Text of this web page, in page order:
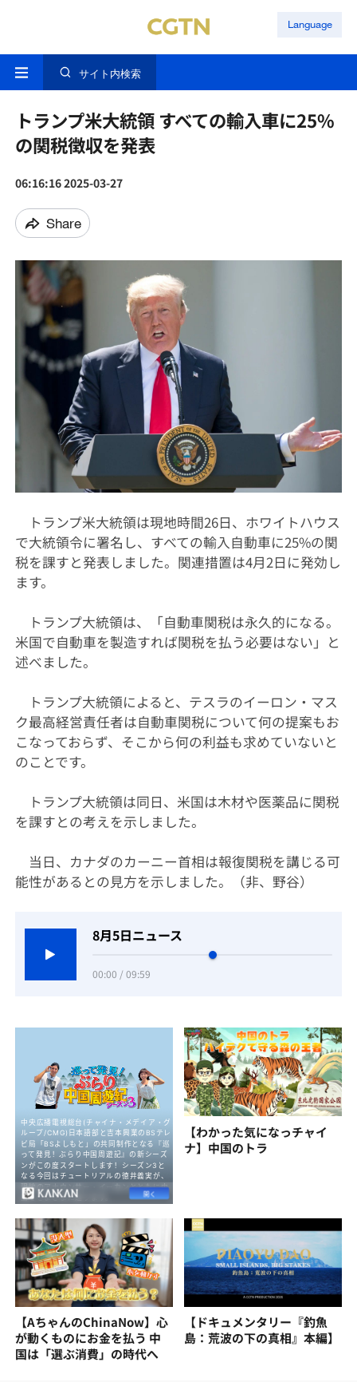
Language
サイト内検索
トランプ米大統領 すべての輸入車に25%
の関税徴収を発表
06:16:16 2025-03-27
Share
トランプ米大統領は現地時間26日、ホワイトハウス
で大統領令に署名し、すべての輸入自動車に25%の関
税を課すと発表しました。関連措置は4月2日に発効し
ます。
トランプ大統領は、「自動車関税は永久的になる。
米国で自動車を製造すれば関税を払う必要はない」と
述べました。
トランプ大統領によると、テスラのイーロン・マス
ク最高経営責任者は自動車関税について何の提案もお
こなっておらず、そこから何の利益も求めていないと
のことです。
トランプ大統領は同日、米国は木材や医薬品に関税
を課すとの考えを示しました。
当日、カナダのカーニー首相は報復関税を講じる可
能性があるとの見方を示しました。（非、野谷）
8月5日ニュース
00:00 / 09:59
【わかった気になっチャイ
ナ】中国のトラ
【AちゃんのChinaNow】心
が動くものにお金を払う 中
国は「選ぶ消費」の時代へ
【ドキュメンタリー『釣魚
島：荒波の下の真相』本編】